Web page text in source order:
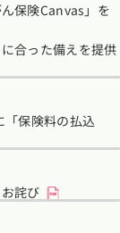
保険Canvas」を
合った備えを提供
「保険料の払込
詫び